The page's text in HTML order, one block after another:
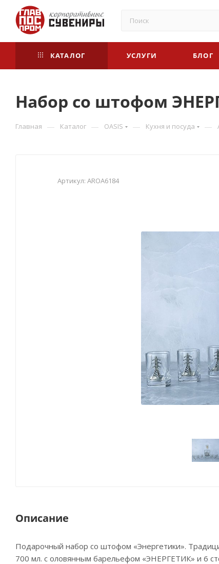
КАТАЛОГ УСЛУГИ БЛОГ
Набор со штофом
Главная — Каталог — OASIS — Кухня и посуда —
Артикул: AROA6184
Описание
Подарочный набор со штофом «Энергетики».
700 мл. с оловянным барельефом «ЭНЕРГЕТИК» и 6